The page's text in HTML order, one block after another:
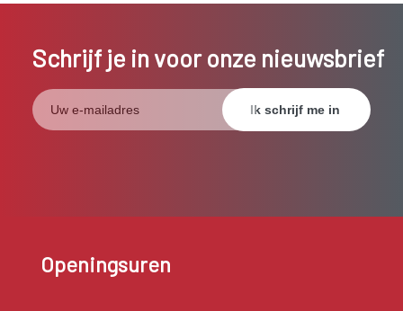
Schrijf je in voor onze nieuwsbrief
Openingsuren